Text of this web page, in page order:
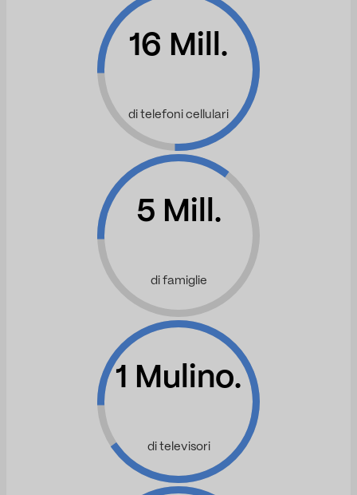
16 Mill.
di telefoni cellulari
5 Mill.
di famiglie
1 Mulino.
di televisori